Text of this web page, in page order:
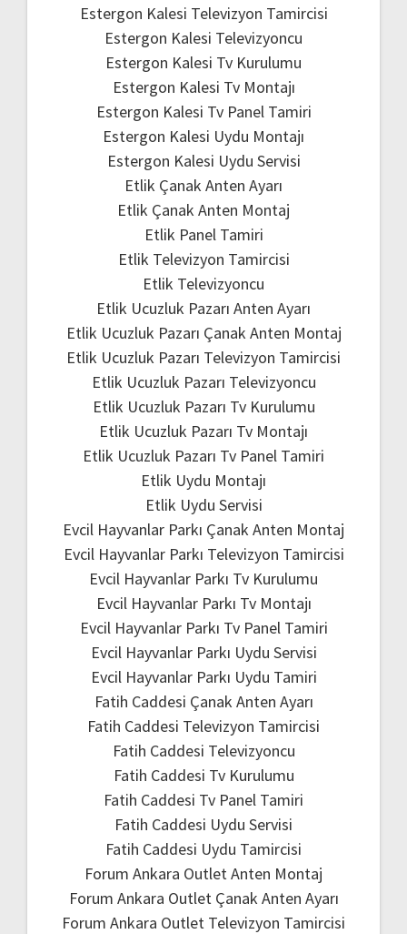
Estergon Kalesi Televizyon Tamircisi
Estergon Kalesi Televizyoncu
Estergon Kalesi Tv Kurulumu
Estergon Kalesi Tv Montajı
Estergon Kalesi Tv Panel Tamiri
Estergon Kalesi Uydu Montajı
Estergon Kalesi Uydu Servisi
Etlik Çanak Anten Ayarı
Etlik Çanak Anten Montaj
Etlik Panel Tamiri
Etlik Televizyon Tamircisi
Etlik Televizyoncu
Etlik Ucuzluk Pazarı Anten Ayarı
Etlik Ucuzluk Pazarı Çanak Anten Montaj
Etlik Ucuzluk Pazarı Televizyon Tamircisi
Etlik Ucuzluk Pazarı Televizyoncu
Etlik Ucuzluk Pazarı Tv Kurulumu
Etlik Ucuzluk Pazarı Tv Montajı
Etlik Ucuzluk Pazarı Tv Panel Tamiri
Etlik Uydu Montajı
Etlik Uydu Servisi
Evcil Hayvanlar Parkı Çanak Anten Montaj
Evcil Hayvanlar Parkı Televizyon Tamircisi
Evcil Hayvanlar Parkı Tv Kurulumu
Evcil Hayvanlar Parkı Tv Montajı
Evcil Hayvanlar Parkı Tv Panel Tamiri
Evcil Hayvanlar Parkı Uydu Servisi
Evcil Hayvanlar Parkı Uydu Tamiri
Fatih Caddesi Çanak Anten Ayarı
Fatih Caddesi Televizyon Tamircisi
Fatih Caddesi Televizyoncu
Fatih Caddesi Tv Kurulumu
Fatih Caddesi Tv Panel Tamiri
Fatih Caddesi Uydu Servisi
Fatih Caddesi Uydu Tamircisi
Forum Ankara Outlet Anten Montaj
Forum Ankara Outlet Çanak Anten Ayarı
Forum Ankara Outlet Televizyon Tamircisi